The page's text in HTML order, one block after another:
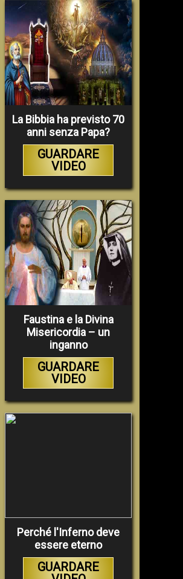
La Bibbia ha previsto 70
anni senza Papa?
GUARDARE
VIDEO
Faustina e la Divina
Misericordia – un
inganno
GUARDARE
VIDEO
Perché l'Inferno deve
essere eterno
GUARDARE